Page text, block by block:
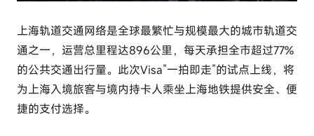
上海轨道交通网络是全球最繁忙与规模最大的城市轨道交
通之一，运营总里程达896公里，每天承担全市超过77%
的公共交通出行量。此次Visa”一拍即走”的试点上线，将
为上海入境旅客与境内持卡人乘坐上海地铁提供安全、便
捷的支付选择。